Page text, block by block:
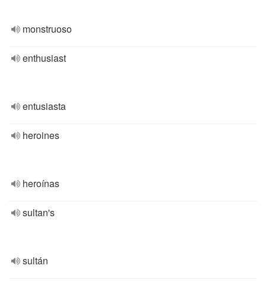
monstruoso
enthusiast
entusiasta
heroines
heroínas
sultan's
sultán